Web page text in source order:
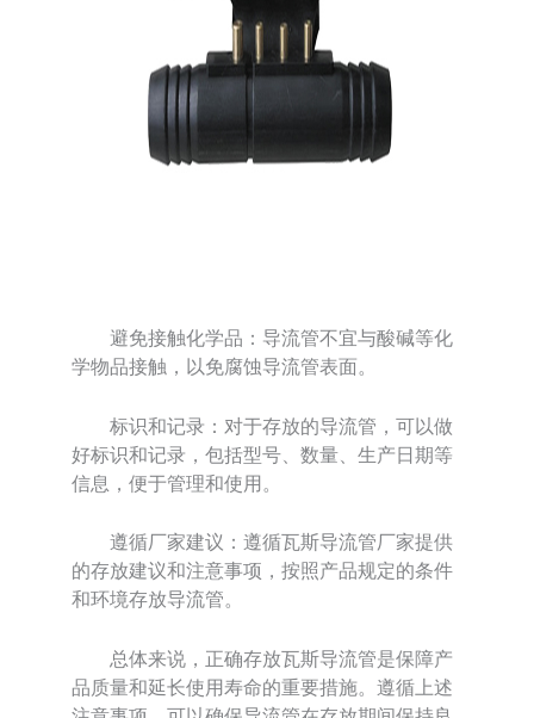
避免接触化学品：导流管不宜与酸碱等化
学物品接触，以免腐蚀导流管表面。
标识和记录：对于存放的导流管，可以做
好标识和记录，包括型号、数量、生产日期等
信息，便于管理和使用。
遵循厂家建议：遵循瓦斯导流管厂家提供
的存放建议和注意事项，按照产品规定的条件
和环境存放导流管。
总体来说，正确存放瓦斯导流管是保障产
品质量和延长使用寿命的重要措施。遵循上述